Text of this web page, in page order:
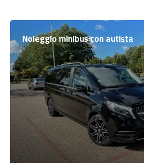
Noleggio minibus con autista